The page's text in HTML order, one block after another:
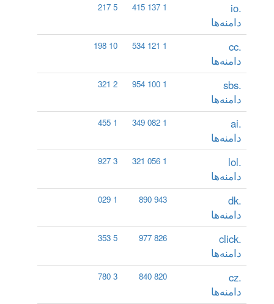
.io
دامنه‌ها
1 137 415
5 217
.cc
دامنه‌ها
1 121 534
10 198
.sbs
دامنه‌ها
1 100 954
2 321
.ai
دامنه‌ها
1 082 349
1 455
.lol
دامنه‌ها
1 056 321
3 927
.dk
دامنه‌ها
943 890
1 029
.click
دامنه‌ها
826 977
5 353
.cz
دامنه‌ها
820 840
3 780